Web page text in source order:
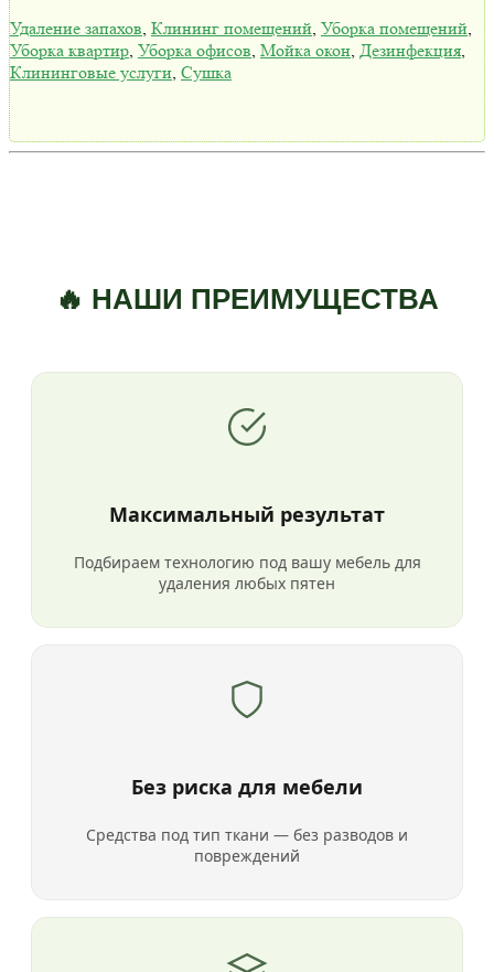
Удаление запахов Клининг помещений Уборка помещений
Уборка квартир Уборка офисов Мойка окон Дезинфекция
Клининговые услуги Сушка
🔥 НАШИ ПРЕИМУЩЕСТВА
Максимальный результат
Подбираем технологию под вашу мебель для
удаления любых пятен
Без риска для мебели
Средства под тип ткани — без разводов и
повреждений